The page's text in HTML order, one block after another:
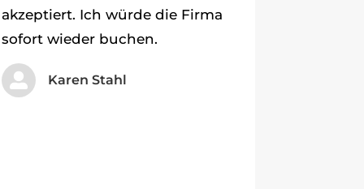
akzeptiert. Ich würde die Firma
sofort wieder buchen.
 Karen Stahl